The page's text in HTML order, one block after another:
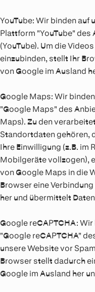
YouTube: Wir binden auf
Plattform "YouTube" des
(YouTube). Um die
einzubinden, stellt Ihr
von Google im Ausland
Google Maps: Wir
"Google Maps" des
Maps). Zu den
Standortdaten gehören,
Ihre Einwilligung (z.B. im
Mobilgeräte vollzogen),
von Google Maps in die
Browser eine
her und übermittelt
Google reCAPTCHA: Wir
"Google reCAPTCHA"
unsere Website vor
Browser stellt dadurch
Google im Ausland her